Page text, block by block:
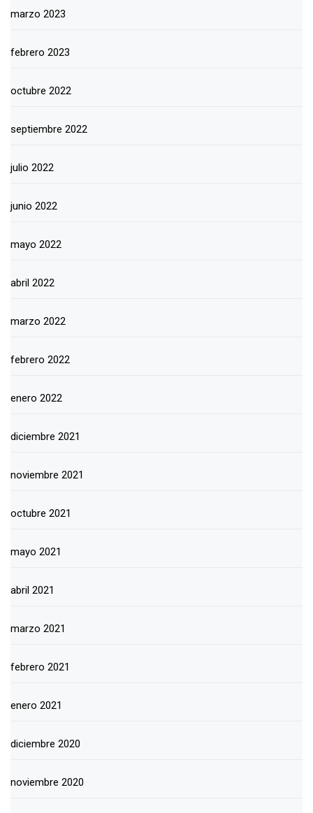
marzo 2023
febrero 2023
octubre 2022
septiembre 2022
julio 2022
junio 2022
mayo 2022
abril 2022
marzo 2022
febrero 2022
enero 2022
diciembre 2021
noviembre 2021
octubre 2021
mayo 2021
abril 2021
marzo 2021
febrero 2021
enero 2021
diciembre 2020
noviembre 2020